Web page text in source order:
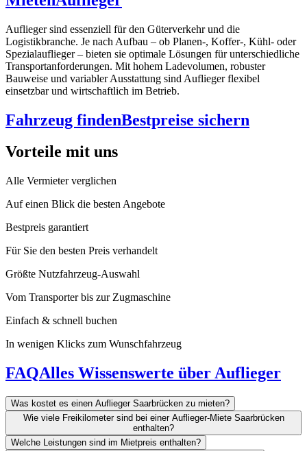
Auflieger sind essenziell für den Güterverkehr und die
Logistikbranche. Je nach Aufbau – ob Planen-, Koffer-, Kühl- oder
Spezialauflieger – bieten sie optimale Lösungen für unterschiedliche
Transportanforderungen. Mit hohem Ladevolumen, robuster
Bauweise und variabler Ausstattung sind Auflieger flexibel
einsetzbar und wirtschaftlich im Betrieb.
Fahrzeug findenBestpreise sichern
Vorteile mit uns
Alle Vermieter verglichen
Auf einen Blick die besten Angebote
Bestpreis garantiert
Für Sie den besten Preis verhandelt
Größte Nutzfahrzeug-Auswahl
Vom Transporter bis zur Zugmaschine
Einfach & schnell buchen
In wenigen Klicks zum Wunschfahrzeug
FAQAlles Wissenswerte über Auflieger
Was kostet es einen Auflieger Saarbrücken zu mieten?
Wie viele Freikilometer sind bei einer Auflieger-Miete Saarbrücken
enthalten?
Welche Leistungen sind im Mietpreis enthalten?